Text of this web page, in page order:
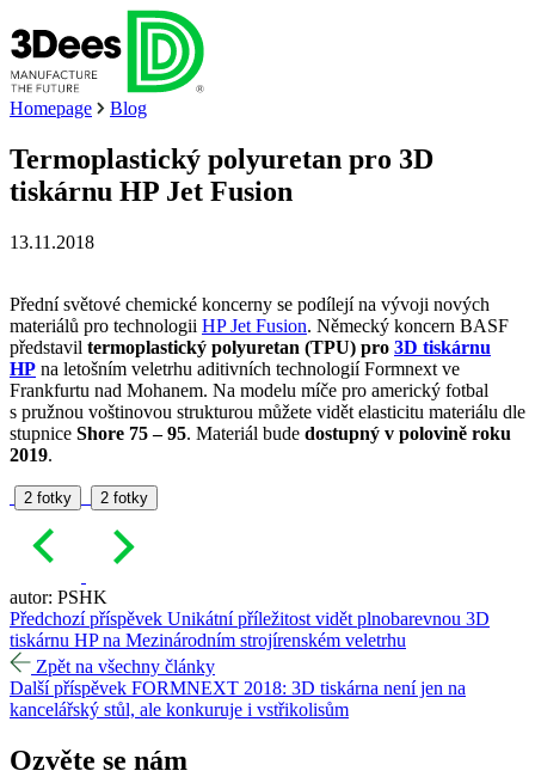
Homepage Blog
Termoplastický polyuretan pro 3D
tiskárnu HP Jet Fusion
13.11.2018
Přední světové chemické koncerny se podílejí na vývoji nových
materiálů pro technologii HP Jet Fusion. Německý koncern BASF
představil termoplastický polyuretan (TPU) pro 3D tiskárnu
HP na letošním veletrhu aditivních technologií Formnext ve
Frankfurtu nad Mohanem. Na modelu míče pro americký fotbal
s pružnou voštinovou strukturou můžete vidět elasticitu materiálu dle
stupnice Shore 75 – 95. Materiál bude dostupný v polovině roku
2019.
2 fotky 2 fotky
autor: PSHK
Předchozí příspěvek Unikátní příležitost vidět plnobarevnou 3D
tiskárnu HP na Mezinárodním strojírenském veletrhu
Zpět na všechny články
Další příspěvek FORMNEXT 2018: 3D tiskárna není jen na
kancelářský stůl, ale konkuruje i vstřikolisům
Ozvěte se nám